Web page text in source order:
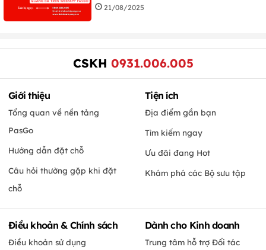
21/08/2025
CSKH 0931.006.005
Giới thiệu
Tổng quan về nền tảng
PasGo
Hướng dẫn đặt chỗ
Câu hỏi thường gặp khi đặt
chỗ
Tiện ích
Địa điểm gần bạn
Tìm kiếm ngay
Ưu đãi đang Hot
Khám phá các Bộ sưu tập
Điều khoản & Chính sách
Điều khoản sử dụng
Dành cho Kinh doanh
Trung tâm hỗ trợ Đối tác